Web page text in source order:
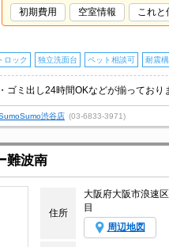
初期費用
空室情報 これと
ロック 独立洗面台 ペット相談可 耐震
渋谷店 (03-6833-3971)
難波南
住所
大阪府大阪市浪速
目
周辺地図